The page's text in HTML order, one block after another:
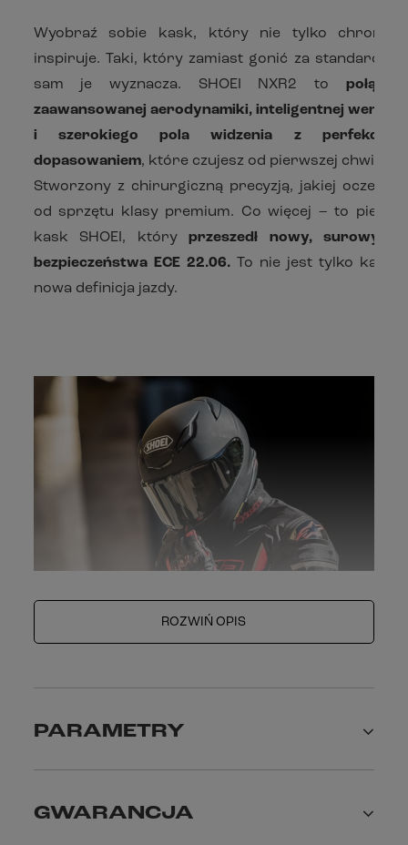
Wyobraź sobie kask, który nie tylko chroni,
inspiruje. Taki, który zamiast gonić za
sam je wyznacza. SHOEI NXR2 to
zaawansowanej aerodynamiki, inteligentnej
i szerokiego pola widzenia z
dopasowaniem, które czujesz od pierwszej chwili.
Stworzony z chirurgiczną precyzją, jakiej
od sprzętu klasy premium. Co więcej – to
kask SHOEI, któryprzeszedł nowy, surowy
bezpieczeństwa ECE 22.06.To nie jest tylko kask.
nowa definicja jazdy.
Skuteczna wentylacja: 6 wlotów i 4 wyloty
ROZWIŃ OPIS
PARAMETRY
GWARANCJA